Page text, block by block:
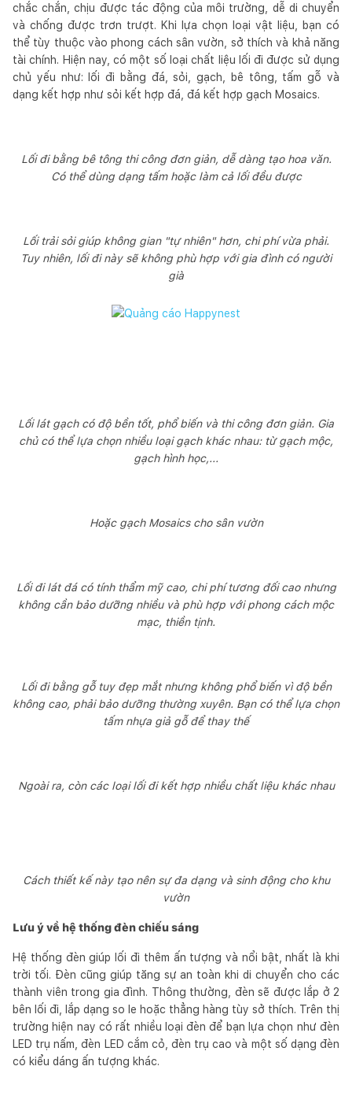
chắc chắn, chịu được tác động của môi trường, dễ di chuyển
và chống được trơn trượt. Khi lựa chọn loại vật liệu, bạn có
thể tùy thuộc vào phong cách sân vườn, sở thích và khả năng
tài chính. Hiện nay, có một số loại chất liệu lối đi được sử dụng
chủ yếu như: lối đi bằng đá, sỏi, gạch, bê tông, tấm gỗ và
dạng kết hợp như sỏi kết hợp đá, đá kết hợp gạch Mosaics.
Lối đi bằng bê tông thi công đơn giản, dễ dàng tạo hoa văn.
Có thể dùng dạng tấm hoặc làm cả lối đều được
Lối trải sỏi giúp không gian "tự nhiên" hơn, chi phí vừa phải.
Tuy nhiên, lối đi này sẽ không phù hợp với gia đình có người
già
Lối lát gạch có độ bền tốt, phổ biến và thi công đơn giản. Gia
chủ có thể lựa chọn nhiều loại gạch khác nhau: từ gạch mộc,
gạch hình học,...
Hoặc gạch Mosaics cho sân vườn
Lối đi lát đá có tính thẩm mỹ cao, chi phí tương đối cao nhưng
không cần bảo dưỡng nhiều và phù hợp với phong cách mộc
mạc, thiền tịnh.
Lối đi bằng gỗ tuy đẹp mắt nhưng không phổ biến vì độ bền
không cao, phải bảo dưỡng thường xuyên. Bạn có thể lựa chọn
tấm nhựa giả gỗ để thay thế
Ngoài ra, còn các loại lối đi kết hợp nhiều chất liệu khác nhau
Cách thiết kế này tạo nên sự đa dạng và sinh động cho khu
vườn
Lưu ý về hệ thống đèn chiếu sáng
Hệ thống đèn giúp lối đi thêm ấn tượng và nổi bật, nhất là khi
trời tối. Đèn cũng giúp tăng sự an toàn khi di chuyển cho các
thành viên trong gia đình. Thông thường, đèn sẽ được lắp ở 2
bên lối đi, lắp dạng so le hoặc thẳng hàng tùy sở thích. Trên thị
trường hiện nay có rất nhiều loại đèn để bạn lựa chọn như đèn
LED trụ nấm, đèn LED cắm cỏ, đèn trụ cao và một số dạng đèn
có kiểu dáng ấn tượng khác.